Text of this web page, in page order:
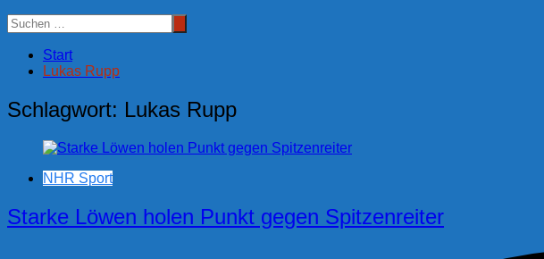
Start
Lukas Rupp
Schlagwort: Lukas Rupp
NHR Sport
Starke Löwen holen Punkt gegen Spitzenreiter